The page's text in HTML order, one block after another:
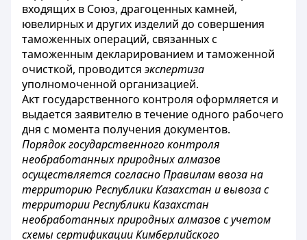
входящих в Союз, драгоценных камней,
ювелирных и других изделий до совершения
таможенных операций, связанных с
таможенным декларированием и таможенной
очисткой, проводится экспертиза
уполномоченной организацией.
Акт государственного контроля оформляется и
выдается заявителю в течение одного рабочего
дня с момента получения документов.
Порядок государственного контроля
необработанных природных алмазов
осуществляется согласно Правилам ввоза на
территорию Республики Казахстан и вывоза с
территории Республики Казахстан
необработанных природных алмазов с учетом
схемы сертификации Кимберлийского